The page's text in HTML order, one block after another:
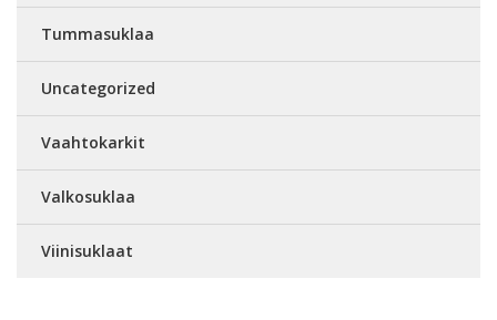
Tummasuklaa
Uncategorized
Vaahtokarkit
Valkosuklaa
Viinisuklaat